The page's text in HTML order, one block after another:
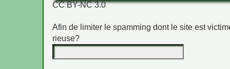
CC BY-NC 3.0
Afin de limiter le spamming dont le site est
rieuse?